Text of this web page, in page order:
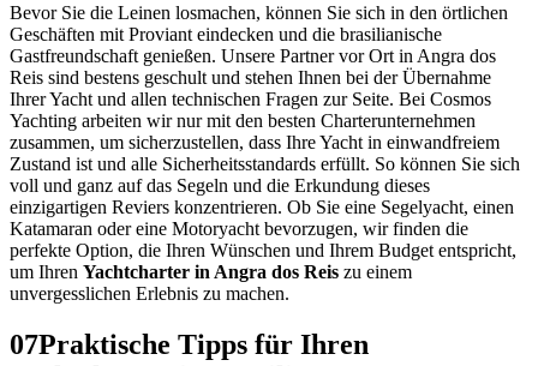
Bevor Sie die Leinen losmachen, können Sie sich in den örtlichen
Geschäften mit Proviant eindecken und die brasilianische
Gastfreundschaft genießen. Unsere Partner vor Ort in Angra dos
Reis sind bestens geschult und stehen Ihnen bei der Übernahme
Ihrer Yacht und allen technischen Fragen zur Seite. Bei Cosmos
Yachting arbeiten wir nur mit den besten Charterunternehmen
zusammen, um sicherzustellen, dass Ihre Yacht in einwandfreiem
Zustand ist und alle Sicherheitsstandards erfüllt. So können Sie sich
voll und ganz auf das Segeln und die Erkundung dieses
einzigartigen Reviers konzentrieren. Ob Sie eine Segelyacht, einen
Katamaran oder eine Motoryacht bevorzugen, wir finden die
perfekte Option, die Ihren Wünschen und Ihrem Budget entspricht,
um Ihren Yachtcharter in Angra dos Reis zu einem
unvergesslichen Erlebnis zu machen.
07Praktische Tipps für Ihren